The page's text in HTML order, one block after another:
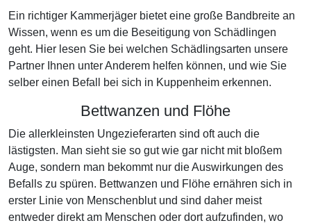
Ein richtiger Kammerjäger bietet eine große Bandbreite an
Wissen, wenn es um die Beseitigung von Schädlingen
geht. Hier lesen Sie bei welchen Schädlingsarten unsere
Partner Ihnen unter Anderem helfen können, und wie Sie
selber einen Befall bei sich in Kuppenheim erkennen.
Bettwanzen und Flöhe
Die allerkleinsten Ungezieferarten sind oft auch die
lästigsten. Man sieht sie so gut wie gar nicht mit bloßem
Auge, sondern man bekommt nur die Auswirkungen des
Befalls zu spüren. Bettwanzen und Flöhe ernähren sich in
erster Linie von Menschenblut und sind daher meist
entweder direkt am Menschen oder dort aufzufinden, wo